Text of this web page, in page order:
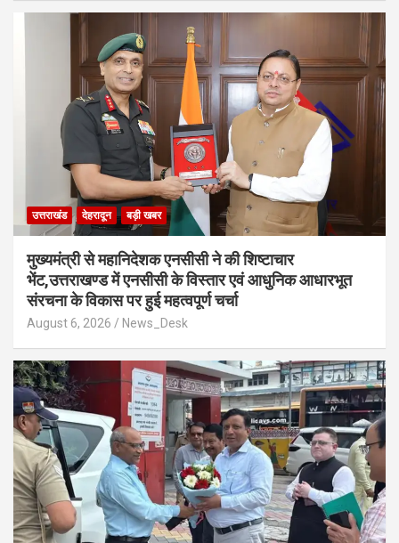
उत्तराखंड देहरादून बड़ी खबर
मुख्यमंत्री से महानिदेशक एनसीसी ने की शिष्टाचार
भेंट,उत्तराखण्ड में एनसीसी के विस्तार एवं आधुनिक आधारभूत
संरचना के विकास पर हुई महत्वपूर्ण चर्चा
August 6, 2026 News_Desk